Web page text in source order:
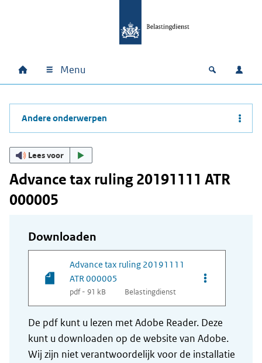
Hoofdnavigatie
Home Menu Open
Andere onderwerpen
Lees voor
Advance tax ruling 20191111 ATR
000005
Downloaden
Advance tax ruling 20191111
ATR 000005
pdf - 91 kB Belastingdienst
Opties van
De pdf kunt u lezen met Adobe Reader. Deze
kunt u downloaden op de website van Adobe.
Wij zijn niet verantwoordelijk voor de installatie